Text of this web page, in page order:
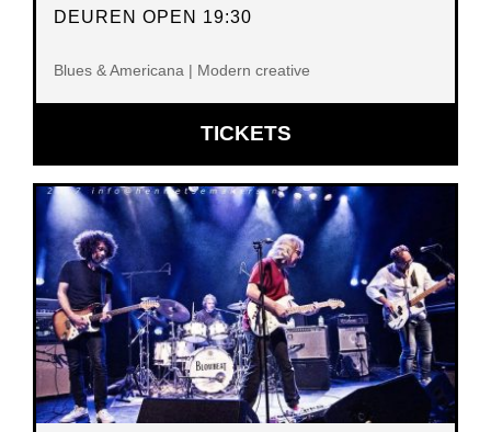
DEUREN OPEN 19:30
Blues & Americana | Modern creative
TICKETSOPENT
IN
NIEUW
VENSTER